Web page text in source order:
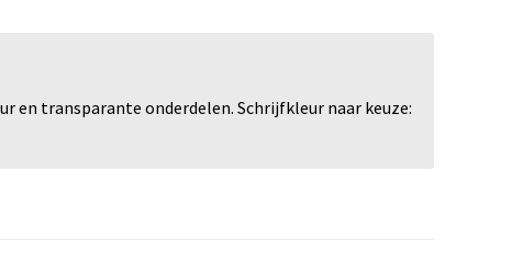
en transparante onderdelen. Schrijfkleur naar keuze: